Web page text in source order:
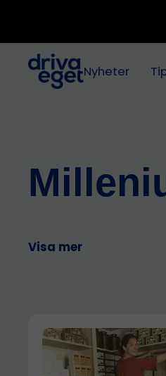
Nyheter
Visa mer